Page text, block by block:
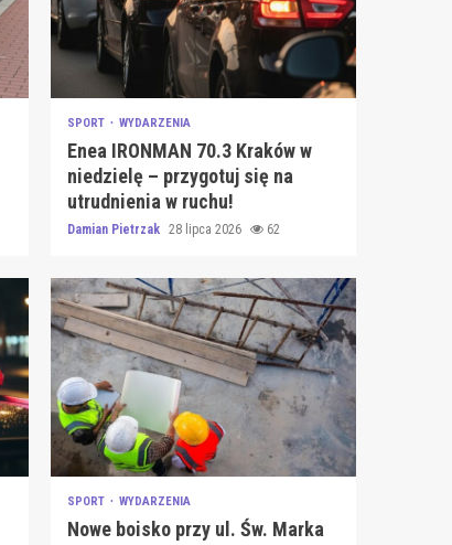
SPORT WYDARZENIA
Enea IRONMAN 70.3 Kraków w
niedzielę – przygotuj się na
utrudnienia w ruchu!
Damian Pietrzak 28 lipca 2026 62
SPORT WYDARZENIA
Nowe boisko przy ul. Św. Marka